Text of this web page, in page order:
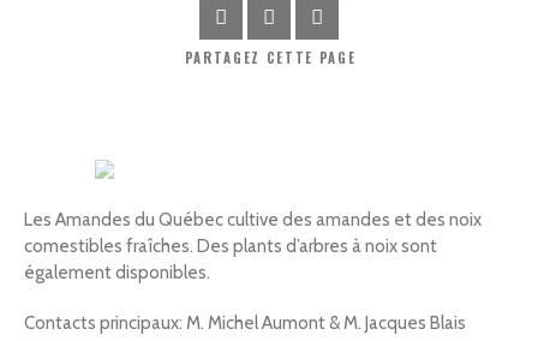
PARTAGEZ CETTE PAGE
Les Amandes du Québec cultive des amandes et des noix
comestibles fraîches. Des plants d’arbres à noix sont
également disponibles.
Contacts principaux: M. Michel Aumont & M. Jacques Blais